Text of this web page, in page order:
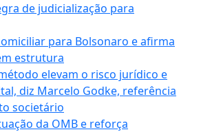
de judicialização para
para Bolsonaro e afirma
estrutura
elevam o risco jurídico e
diz Marcelo Godke, referência
societário
da OMB e reforça